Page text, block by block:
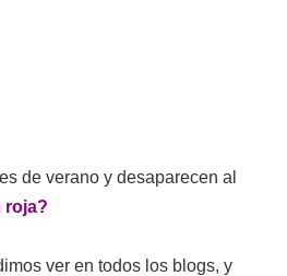
de verano y desaparecen al
roja?
ver en todos los blogs, y